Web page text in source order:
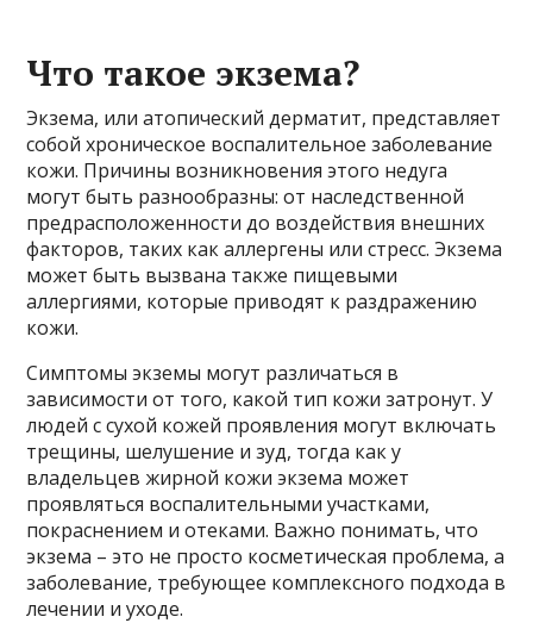
Что такое экзема?
Экзема, или атопический дерматит, представляет
собой хроническое воспалительное заболевание
кожи. Причины возникновения этого недуга
могут быть разнообразны: от наследственной
предрасположенности до воздействия внешних
факторов, таких как аллергены или стресс. Экзема
может быть вызвана также пищевыми
аллергиями, которые приводят к раздражению
кожи.
Симптомы экземы могут различаться в
зависимости от того, какой тип кожи затронут. У
людей с сухой кожей проявления могут включать
трещины, шелушение и зуд, тогда как у
владельцев жирной кожи экзема может
проявляться воспалительными участками,
покраснением и отеками. Важно понимать, что
экзема – это не просто косметическая проблема, а
заболевание, требующее комплексного подхода в
лечении и уходе.